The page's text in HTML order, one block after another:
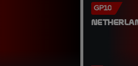
GP10